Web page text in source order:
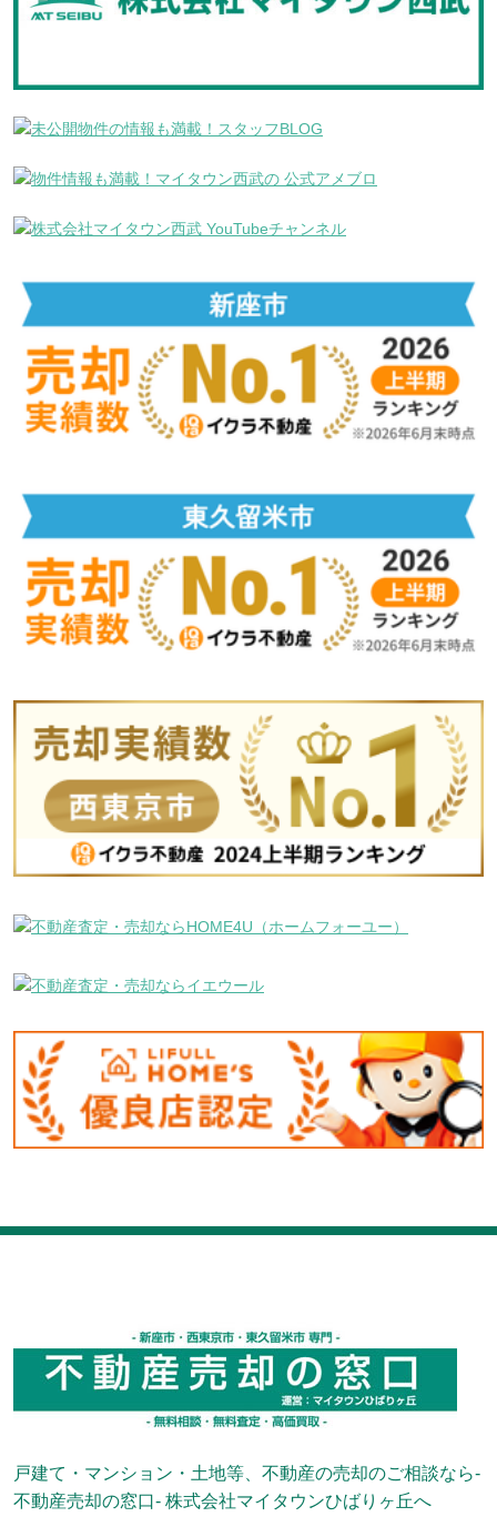
戸建て・マンション・土地等、不動産の売却のご相談なら-
不動産売却の窓口- 株式会社マイタウンひばりヶ丘へ